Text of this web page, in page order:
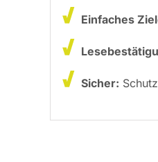
Einfaches
Sicher: